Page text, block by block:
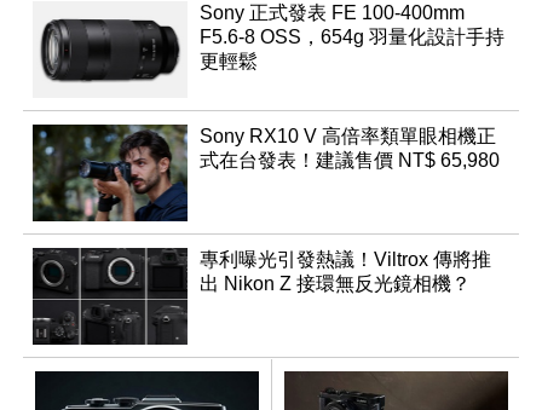
Sony 正式發表 FE 100-400mm
F5.6-8 OSS，654g 羽量化設計手持
更輕鬆
Sony RX10 V 高倍率類單眼相機正
式在台發表！建議售價 NT$ 65,980
專利曝光引發熱議！Viltrox 傳將推
出 Nikon Z 接環無反光鏡相機？